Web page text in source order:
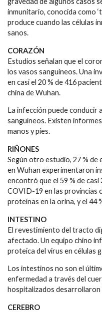
inmunitario, conocida como
produce cuando las células
sanos.
CORAZÓN
Estudios señalan que el
los vasos sanguíneos. Una
en casi el 20 % de 416
china de Wuhan.
La infección puede conducir
sanguíneos. Existen
manos y pies.
RIÑONES
Según otro estudio, 27 %
en Wuhan experimentaron
encontró que el 59 % de
COVID-19 en las provincias
proteínas en la orina, y el 44
INTESTINO
El revestimiento del tracto
afectado. Un equipo chino
proteica del virus en células
Los intestinos no son el
enfermedad a través del
hospitalizados
CEREBRO